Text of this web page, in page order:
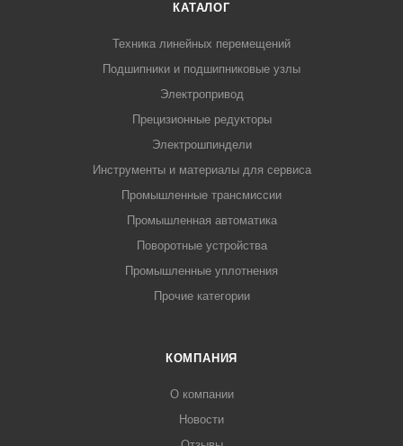
КАТАЛОГ
Техника линейных перемещений
Подшипники и подшипниковые узлы
Электропривод
Прецизионные редукторы
Электрошпиндели
Инструменты и материалы для сервиса
Промышленные трансмиссии
Промышленная автоматика
Поворотные устройства
Промышленные уплотнения
Прочие категории
КОМПАНИЯ
О компании
Новости